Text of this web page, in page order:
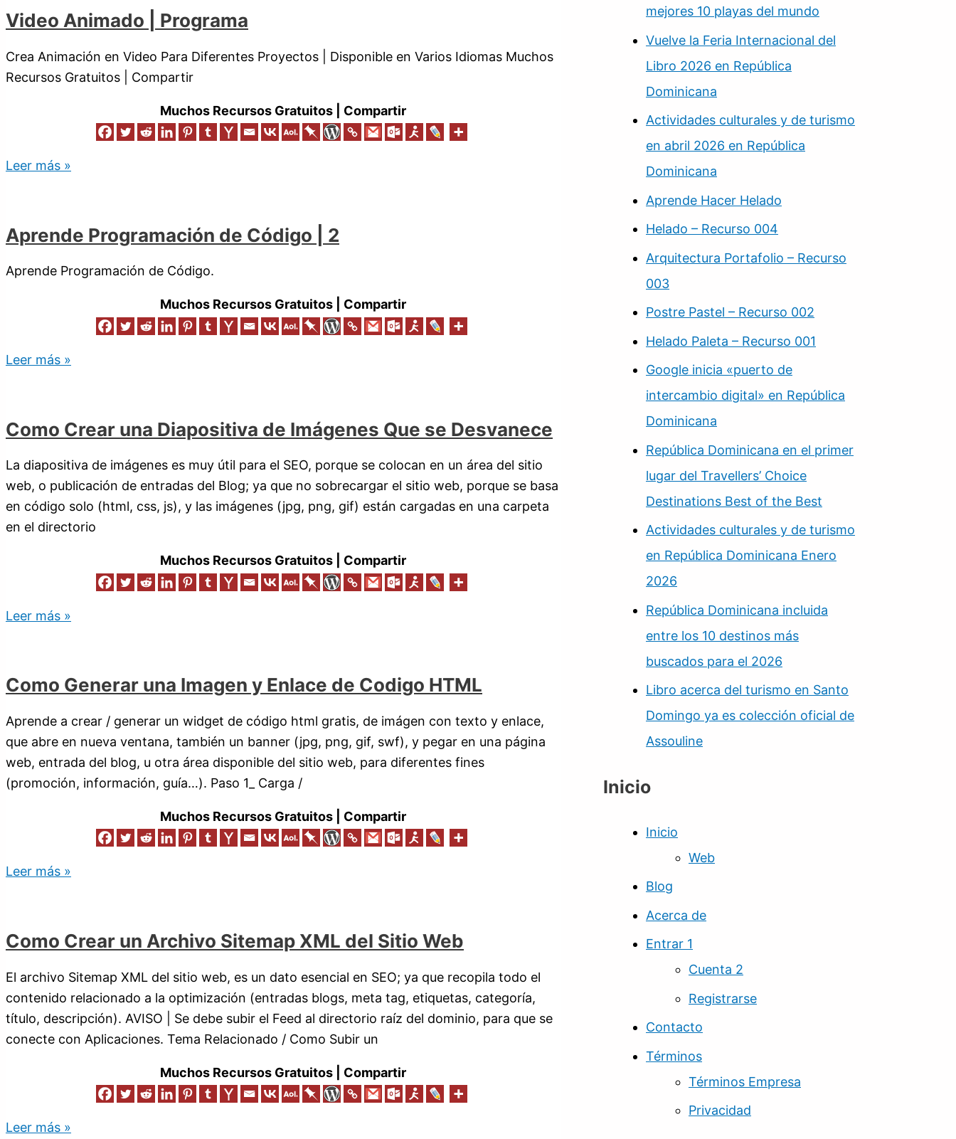
Video Animado | Programa
Crea Animación en Video Para Diferentes Proyectos | Disponible en Varios Idiomas Muchos
Recursos Gratuitos | Compartir
Muchos Recursos Gratuitos | Compartir
Leer más »
Aprende Programación de Código | 2
Aprende Programación de Código.
Muchos Recursos Gratuitos | Compartir
Leer más »
Como Crear una Diapositiva de Imágenes Que se Desvanece
La diapositiva de imágenes es muy útil para el SEO, porque se colocan en un área del sitio
web, o publicación de entradas del Blog; ya que no sobrecargar el sitio web, porque se basa
en código solo (html, css, js), y las imágenes (jpg, png, gif) están cargadas en una carpeta
en el directorio
Muchos Recursos Gratuitos | Compartir
Leer más »
Como Generar una Imagen y Enlace de Codigo HTML
Aprende a crear / generar un widget de código html gratis, de imágen con texto y enlace,
que abre en nueva ventana, también un banner (jpg, png, gif, swf), y pegar en una página
web, entrada del blog, u otra área disponible del sitio web, para diferentes fines
(promoción, información, guía…). Paso 1_ Carga /
Muchos Recursos Gratuitos | Compartir
Leer más »
Como Crear un Archivo Sitemap XML del Sitio Web
El archivo Sitemap XML del sitio web, es un dato esencial en SEO; ya que recopila todo el
contenido relacionado a la optimización (entradas blogs, meta tag, etiquetas, categoría,
título, descripción). AVISO | Se debe subir el Feed al directorio raíz del dominio, para que se
conecte con Aplicaciones. Tema Relacionado / Como Subir un
Muchos Recursos Gratuitos | Compartir
Leer más »
mejores 10 playas del mundo
Vuelve la Feria Internacional del
Libro 2026 en República
Dominicana
Actividades culturales y de turismo
en abril 2026 en República
Dominicana
Aprende Hacer Helado
Helado – Recurso 004
Arquitectura Portafolio – Recurso
003
Postre Pastel – Recurso 002
Helado Paleta – Recurso 001
Google inicia «puerto de
intercambio digital» en República
Dominicana
República Dominicana en el primer
lugar del Travellers’ Choice
Destinations Best of the Best
Actividades culturales y de turismo
en República Dominicana Enero
2026
República Dominicana incluida
entre los 10 destinos más
buscados para el 2026
Libro acerca del turismo en Santo
Domingo ya es colección oficial de
Assouline
Inicio
Inicio
Web
Blog
Acerca de
Entrar 1
Cuenta 2
Registrarse
Contacto
Términos
Términos Empresa
Privacidad